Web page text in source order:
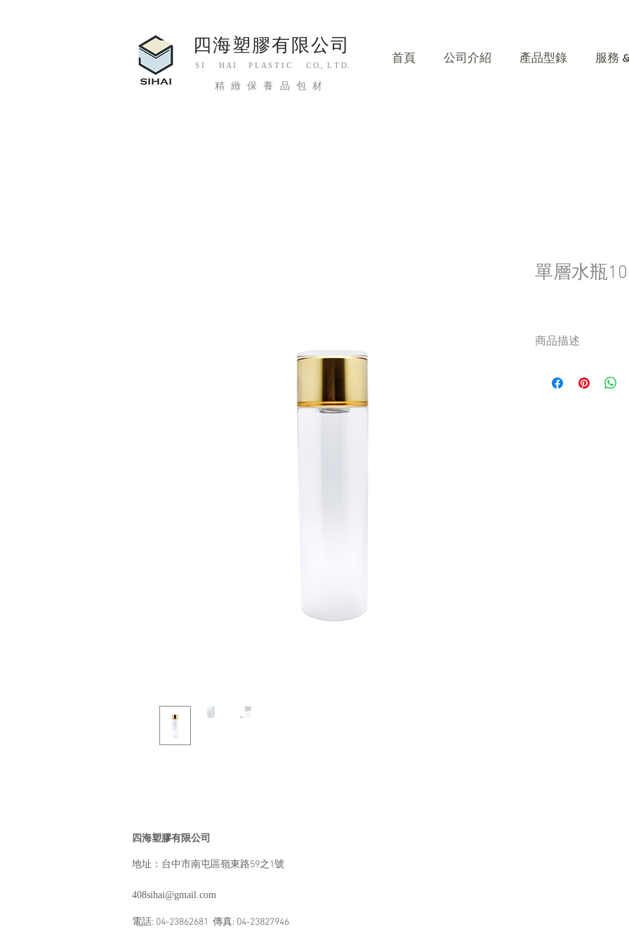
四海塑膠有限公司
S I H A I P L A S T I C C O., L T D.
精緻保養品包材
首頁 公司介紹 產品型錄 服務
單層水瓶
商品描述
容量250ml
四海塑膠有限公司
​地址：台中市南屯區嶺東路59之1號
408sihai@gmail.com
​電話: 04-23862681 傳真: 04-23827946